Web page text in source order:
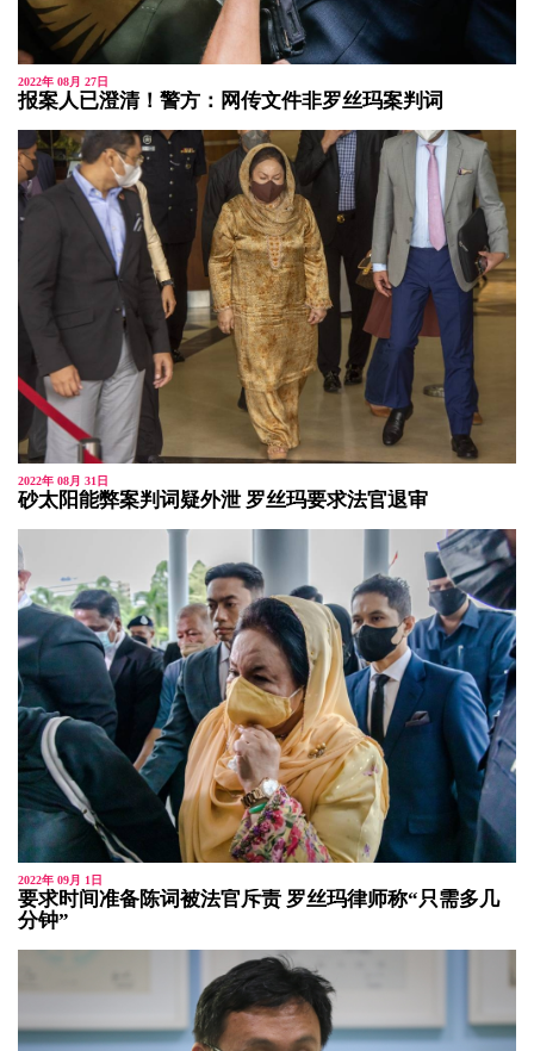
2022年 08月 27日
报案人已澄清！警方：网传文件非罗丝玛案判词
2022年 08月 31日
砂太阳能弊案判词疑外泄 罗丝玛要求法官退审
2022年 09月 1日
要求时间准备陈词被法官斥责 罗丝玛律师称“只需多几
分钟”